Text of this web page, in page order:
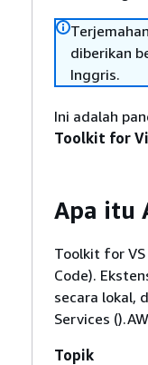
diberikan
Inggris.
Ini adalah
Toolkit for
Apa itu
Toolkit for
Code).
secara lokal,
Services
Topik